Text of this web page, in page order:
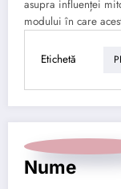
asupra influenței
modului în care
Etichetă
Nume